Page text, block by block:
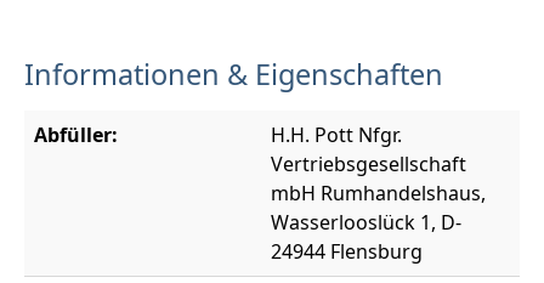
Informationen & Eigenschaften
Abfüller:
H.H. Pott Nfgr.
Vertriebsgesellschaft
mbH Rumhandelshaus,
Wasserlooslück 1, D-
24944 Flensburg